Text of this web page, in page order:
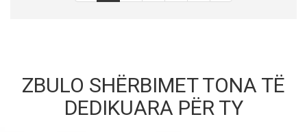
ZBULO SHËRBIMET TONA TË
DEDIKUARA PËR TY